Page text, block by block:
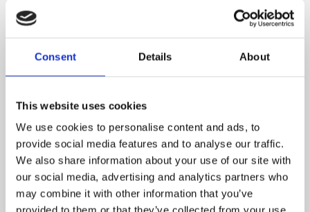
Consent Details About
This website uses cookies
We use cookies to personalise content and ads, to
provide social media features and to analyse our traffic.
We also share information about your use of our site with
our social media, advertising and analytics partners who
may combine it with other information that you’ve
Der er rig mulighed for at købe nyt udstyr i 2017.
På demodage kan du bookes til en fitting og derved få
forskellige udstyr.
I foråret har vi planlagt følgende demodage: